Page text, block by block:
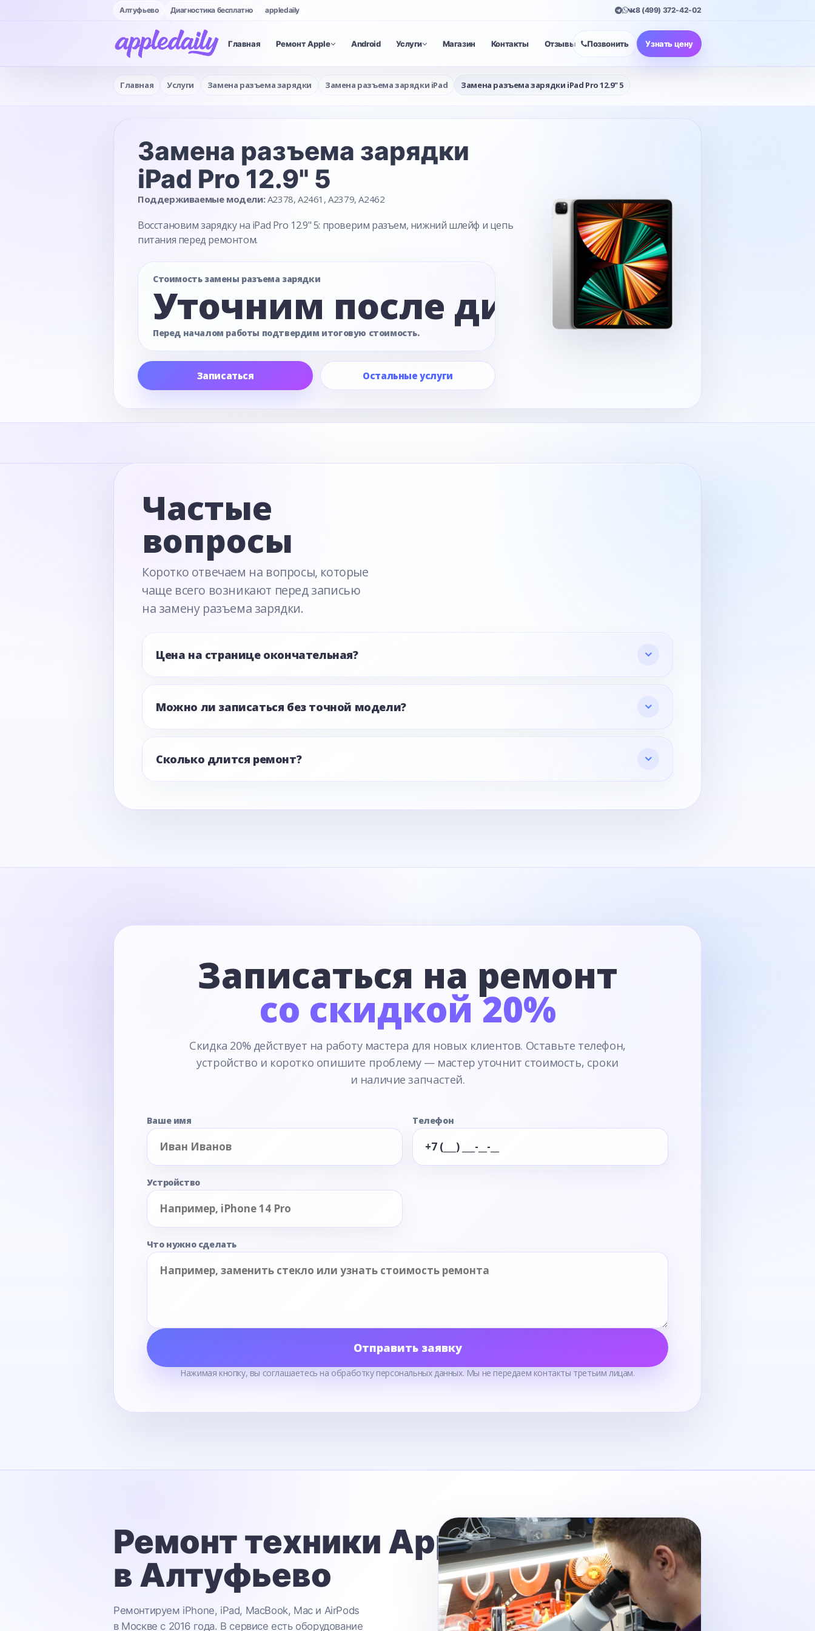
Алтуфьево Диагностика бесплатно appledaily 8 (499) 372-42-02
Главная Ремонт Apple Android Услуги Магазин Контакты Отзывы Позвонить Узнать цену
Главная Услуги Замена разъема зарядки Замена разъема зарядки iPad Замена разъема зарядки iPad Pro 12.9" 5
Замена разъема зарядки
iPad Pro 12.9" 5
Поддерживаемые модели:A2378, A2461, A2379, A2462
Восстановим зарядку на iPad Pro 12.9" 5: проверим разъем, нижний шлейф и цепь
питания перед ремонтом.
Стоимость замены разъема зарядки
Уточним после диагностики
Перед началом работы подтвердим итоговую стоимость.
Записаться Остальные услуги
Частые
вопросы
Коротко отвечаем на вопросы, которые
чаще всего возникают перед записью
на замену разъема зарядки.
Цена на странице окончательная?
Можно ли записаться без точной модели?
Сколько длится ремонт?
Записаться на ремонт
со скидкой 20%
Скидка 20% действует на работу мастера для новых клиентов. Оставьте телефон,
устройство и коротко опишите проблему — мастер уточнит стоимость, сроки
и наличие запчастей.
Ваше имя Телефон
Устройство
Что нужно сделать
Отправить заявку
Нажимая кнопку, вы соглашаетесь на обработку персональных данных. Мы не передаем контакты третьим лицам.
Ремонт техники Apple
в Алтуфьево
Ремонтируем iPhone, iPad, MacBook, Mac и AirPods
в Москве с 2016 года. В сервисе есть оборудование